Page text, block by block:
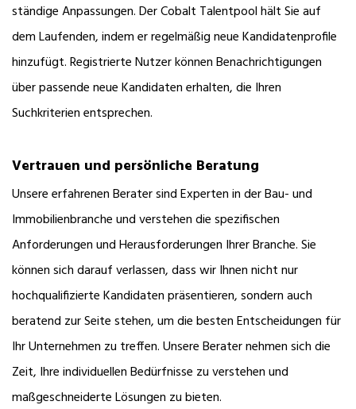
ständige Anpassungen. Der Cobalt Talentpool hält Sie auf
dem Laufenden, indem er regelmäßig neue Kandidatenprofile
hinzufügt. Registrierte Nutzer können Benachrichtigungen
über passende neue Kandidaten erhalten, die Ihren
Suchkriterien entsprechen.
Vertrauen und persönliche Beratung
Unsere erfahrenen Berater sind Experten in der Bau- und
Immobilienbranche und verstehen die spezifischen
Anforderungen und Herausforderungen Ihrer Branche. Sie
können sich darauf verlassen, dass wir Ihnen nicht nur
hochqualifizierte Kandidaten präsentieren, sondern auch
beratend zur Seite stehen, um die besten Entscheidungen für
Ihr Unternehmen zu treffen. Unsere Berater nehmen sich die
Zeit, Ihre individuellen Bedürfnisse zu verstehen und
maßgeschneiderte Lösungen zu bieten.